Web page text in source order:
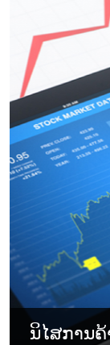
ນິໄສການ